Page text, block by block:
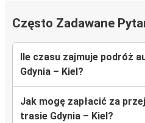
Często Zadawane
Ile czasu zajmuje podróż
Gdynia – Kiel?
Jak mogę zapłacić za
trasie Gdynia – Kiel?